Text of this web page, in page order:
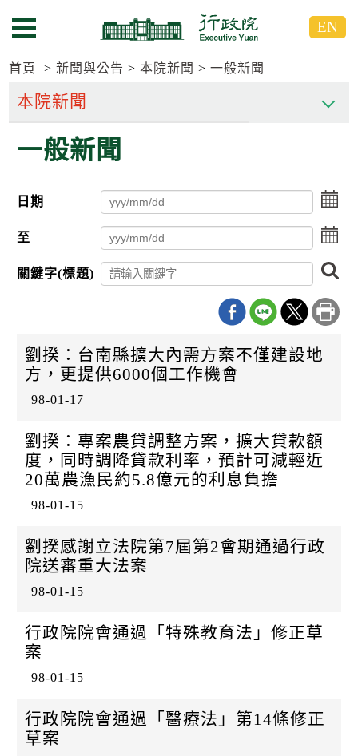
到
要
區
到
要
區
選單按鈕 EN
首頁 新聞與公告 本院新聞 一般新聞
一般新聞
日期
點
擊
選
擇
期
日
至
點
擊
擇
期
迄
關鍵字(標題)
尋
劉揆：台南縣擴大內需方案不僅建設地
方，更提供6000個工作機會
98-01-17
劉揆：專案農貸調整方案，擴大貸款額
度，同時調降貸款利率，預計可減輕近
20萬農漁民約5.8億元的利息負擔
98-01-15
劉揆感謝立法院第7屆第2會期通過行政
院送審重大法案
98-01-15
行政院院會通過「特殊教育法」修正草
案
98-01-15
行政院院會通過「醫療法」第14條修正
草案